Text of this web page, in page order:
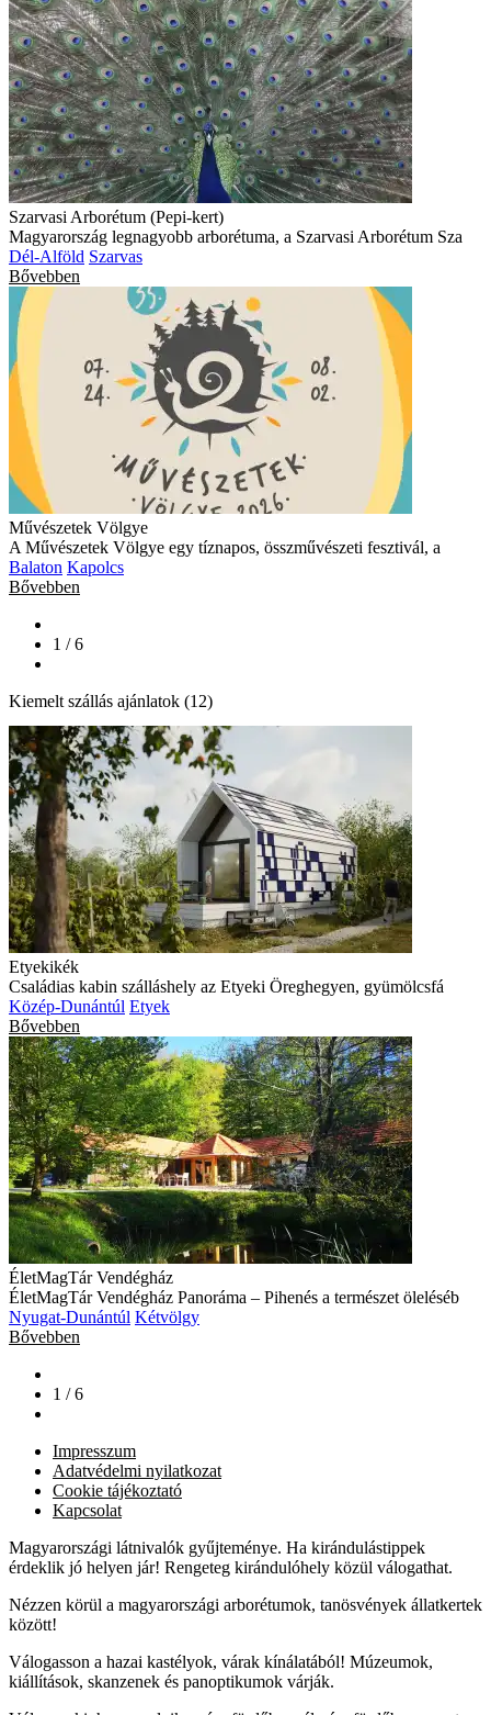
Szarvasi Arborétum (Pepi-kert)
Magyarország legnagyobb arborétuma, a Szarvasi Arborétum Sza
Dél-Alföld Szarvas
Bővebben
Művészetek Völgye
A Művészetek Völgye egy tíznapos, összművészeti fesztivál, a
Balaton Kapolcs
Bővebben
1 / 6
Kiemelt szállás ajánlatok (12)
Etyekikék
Családias kabin szálláshely az Etyeki Öreghegyen, gyümölcsfá
Közép-Dunántúl Etyek
Bővebben
ÉletMagTár Vendégház
ÉletMagTár Vendégház Panoráma – Pihenés a természet öleléséb
Nyugat-Dunántúl Kétvölgy
Bővebben
1 / 6
Impresszum
Adatvédelmi nyilatkozat
Cookie tájékoztató
Kapcsolat
Magyarországi látnivalók gyűjteménye. Ha kirándulástippek
érdeklik jó helyen jár! Rengeteg kirándulóhely közül válogathat.
Nézzen körül a magyarországi arborétumok, tanösvények állatkertek
között!
Válogasson a hazai kastélyok, várak kínálatából! Múzeumok,
kiállítások, skanzenek és panoptikumok várják.